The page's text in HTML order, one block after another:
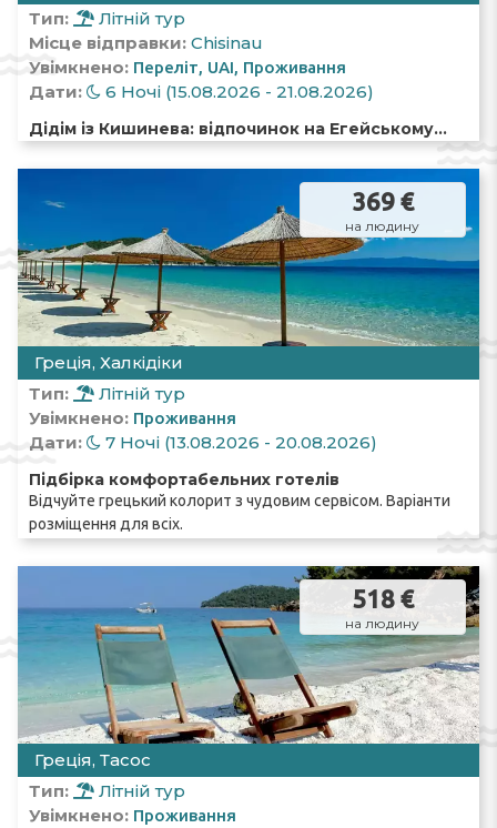
Тип:
Літній тур
Місце відправки:Chisinau
Увімкнено: Переліт UAI Проживання
Дати: 6 Ночі (15.08.2026 - 21.08.2026)
Дідім із Кишинева: відпочинок на Егейському
морі із золотистими пляжами, спокійними
курортами та античною історією
369 €
на людину
Греція, Халкідіки
Тип:
Літній тур
Увімкнено: Проживання
Дати: 7 Ночі (13.08.2026 - 20.08.2026)
Підбірка комфортабельних готелів
Відчуйте грецький колорит з чудовим сервісом. Варіанти
розміщення для всіх.
518 €
на людину
Греція, Тасос
Тип:
Літній тур
Увімкнено: Проживання